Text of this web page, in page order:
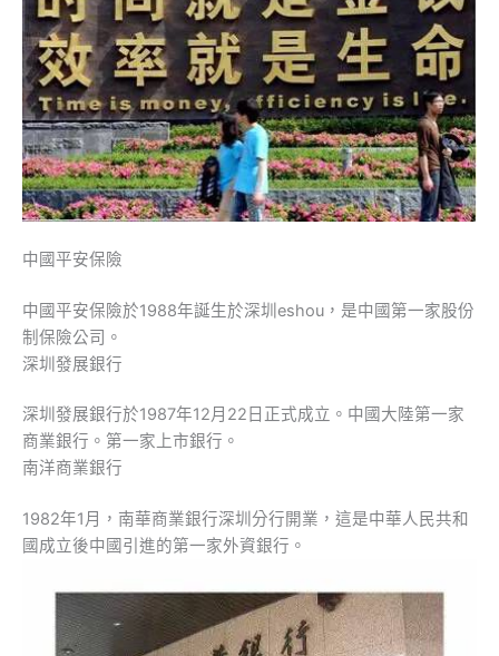
中國平安保險
中國平安保險於1988年誕生於深圳eshou，是中國第一家股份
制保險公司。
深圳發展銀行
深圳發展銀行於1987年12月22日正式成立。中國大陸第一家
商業銀行。第一家上市銀行。
南洋商業銀行
1982年1月，南華商業銀行深圳分行開業，這是中華人民共和
國成立後中國引進的第一家外資銀行。